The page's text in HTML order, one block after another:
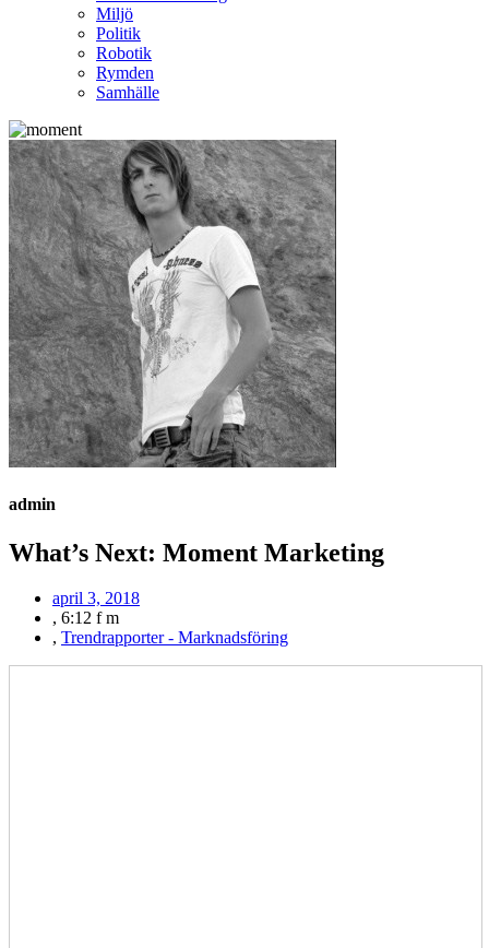
Miljö
Politik
Robotik
Rymden
Samhälle
admin
What’s Next: Moment Marketing
april 3, 2018
, 6:12 f m
, Trendrapporter - Marknadsföring